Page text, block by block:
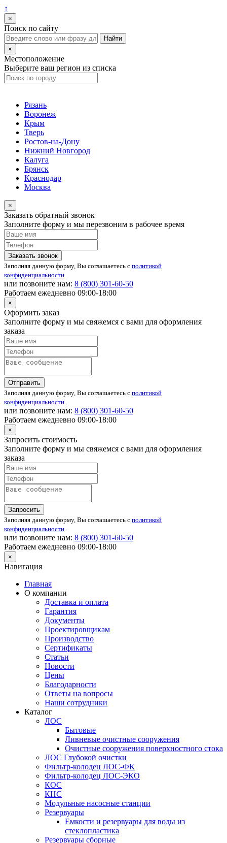
↑
×
Поиск по сайту
×
Местоположение
Выберите ваш регион из списка
Рязань
Воронеж
Крым
Тверь
Ростов-на-Дону
Нижний Новгород
Калуга
Брянск
Краснодар
Москва
×
Заказать обратный звонок
Заполните форму и мы перезвоним в рабочее время
Заказать звонок
Заполняя данную форму, Вы соглашаетесь с политикой
конфиденциальности.
или позвоните нам: 8 (800) 301-60-50
Работаем ежедневно 09:00-18:00
×
Оформить заказ
Заполните форму и мы свяжемся с вами для оформления
заказа
Отправить
Заполняя данную форму, Вы соглашаетесь с политикой
конфиденциальности.
или позвоните нам: 8 (800) 301-60-50
Работаем ежедневно 09:00-18:00
×
Запросить стоимость
Заполните форму и мы свяжемся с вами для оформления
заказа
Запросить
Заполняя данную форму, Вы соглашаетесь с политикой
конфиденциальности.
или позвоните нам: 8 (800) 301-60-50
Работаем ежедневно 09:00-18:00
×
Навигация
Главная
О компании
Доставка и оплата
Гарантия
Документы
Проектировщикам
Производство
Сертификаты
Статьи
Новости
Цены
Благодарности
Ответы на вопросы
Наши сотрудники
Каталог
ЛОС
Бытовые
Ливневые очистные сооружения
Очистные сооружения поверхностного стока
ЛОС Глубокой очистки
Фильтр-колодец ЛОС-ФК
Фильтр-колодец ЛОС-ЭКО
КОС
КНС
Модульные насосные станции
Резервуары
Емкости и резервуары для воды из
стеклопластика
Резервуары сборные